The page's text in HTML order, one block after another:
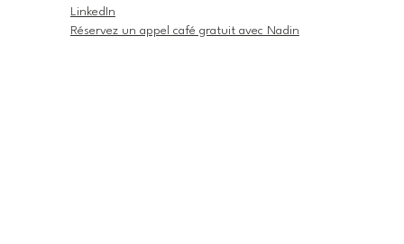
LinkedIn
Réservez un appel café gratuit avec Nadin